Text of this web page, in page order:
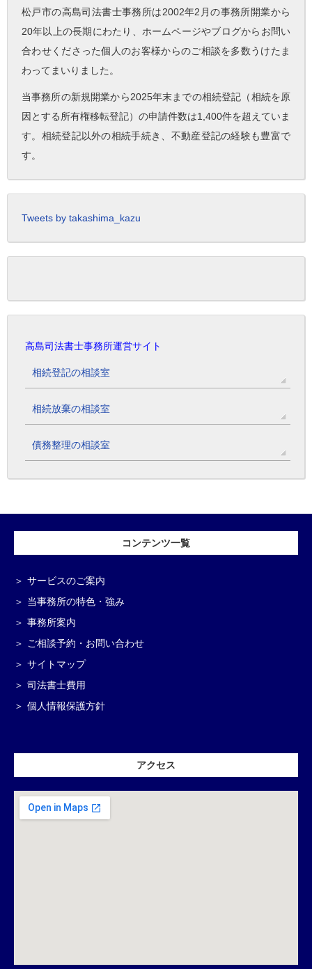
松戸市の高島司法書士事務所は2002年2月の事務所開業から
20年以上の長期にわたり、ホームページやブログからお問い
合わせくださった個人のお客様からのご相談を多数うけたま
わってまいりました。
当事務所の新規開業から2025年末までの相続登記（相続を原
因とする所有権移転登記）の申請件数は1,400件を超えていま
す。相続登記以外の相続手続き、不動産登記の経験も豊富で
す。
Tweets by takashima_kazu
高島司法書士事務所運営サイト
相続登記の相談室
相続放棄の相談室
債務整理の相談室
コンテンツ一覧
サービスのご案内
当事務所の特色・強み
事務所案内
ご相談予約・お問い合わせ
サイトマップ
司法書士費用
個人情報保護方針
アクセス